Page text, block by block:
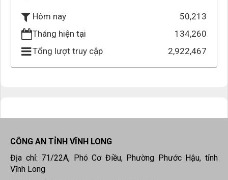
Hôm nay
50,213
Tháng hiện tại
134,260
Tổng lượt truy cập
2,922,467
CÔNG AN TỈNH VĨNH LONG
Địa chỉ: 71/22A, Phó Cơ Điều, Phường Phước Hậu, tỉnh
Vĩnh Long